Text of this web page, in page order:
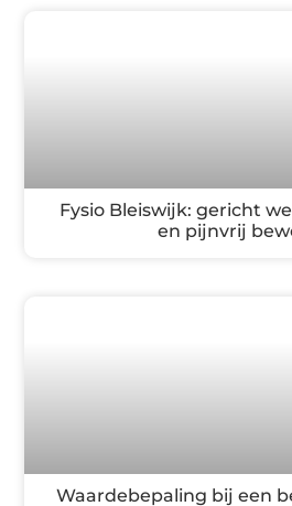
Fysio Bleiswijk: gericht
en pijnvrij
Waardebepaling bij een